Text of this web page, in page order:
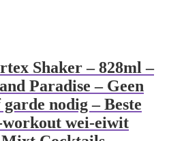
Shaker – 828ml –
Paradise – Geen
nodig – Beste
wei-eiwit